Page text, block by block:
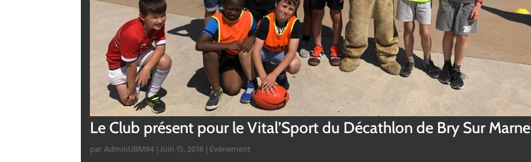
Le Club présent pour le Vital’Sport du Décathlon de Bry Sur Marne
parAdminUBM94 | Juin 15, 2018 | Événement